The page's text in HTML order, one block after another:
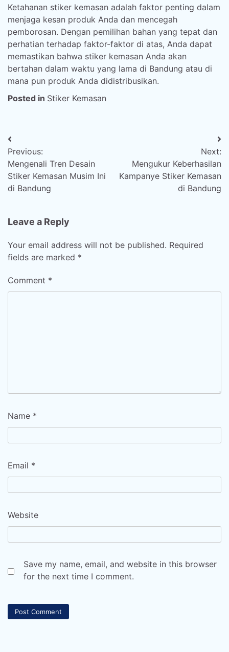
Ketahanan stiker kemasan adalah faktor penting dalam
menjaga kesan produk Anda dan mencegah
pemborosan. Dengan pemilihan bahan yang tepat dan
perhatian terhadap faktor-faktor di atas, Anda dapat
memastikan bahwa stiker kemasan Anda akan
bertahan dalam waktu yang lama di Bandung atau di
mana pun produk Anda didistribusikan.
Posted in Stiker Kemasan
Post
navigation
Previous:
Mengenali Tren Desain
Stiker Kemasan Musim Ini
di Bandung
Next:
Mengukur Keberhasilan
Kampanye Stiker Kemasan
di Bandung
Leave a Reply
Your email address will not be published. Required
fields are marked *
Comment *
Name *
Email *
Website
Save my name, email, and website in this browser
for the next time I comment.